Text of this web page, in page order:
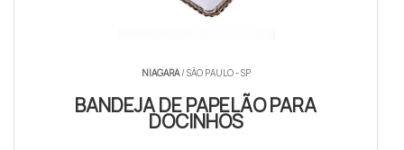
NIAGARA/ SÃO PAULO - SP
BANDEJA DE PAPELÃO PARA
DOCINHOS